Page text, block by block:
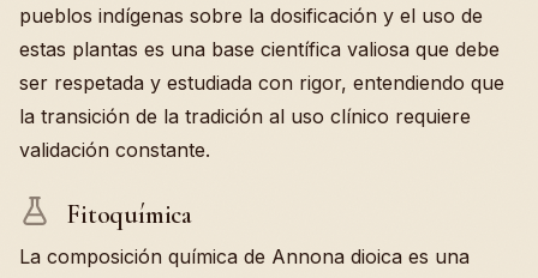
pueblos indígenas sobre la dosificación y el uso de
estas plantas es una base científica valiosa que debe
ser respetada y estudiada con rigor, entendiendo que
la transición de la tradición al uso clínico requiere
validación constante.
Fitoquímica
La composición química de Annona dioica es una